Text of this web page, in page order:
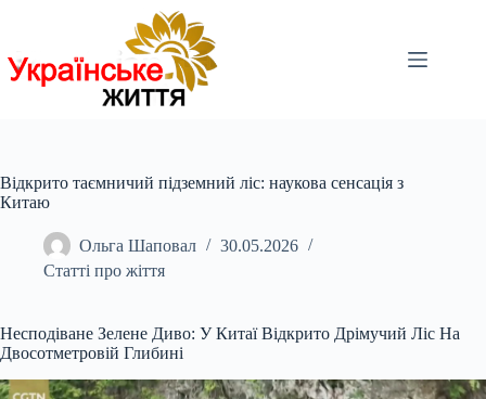
Відкрито таємничий підземний ліс: наукова сенсація з
Китаю
Ольга Шаповал
30.05.2026
Статті про жіття
Несподіване Зелене Диво: У Китаї Відкрито Дрімучий Ліс На
Двосотметровій Глибині